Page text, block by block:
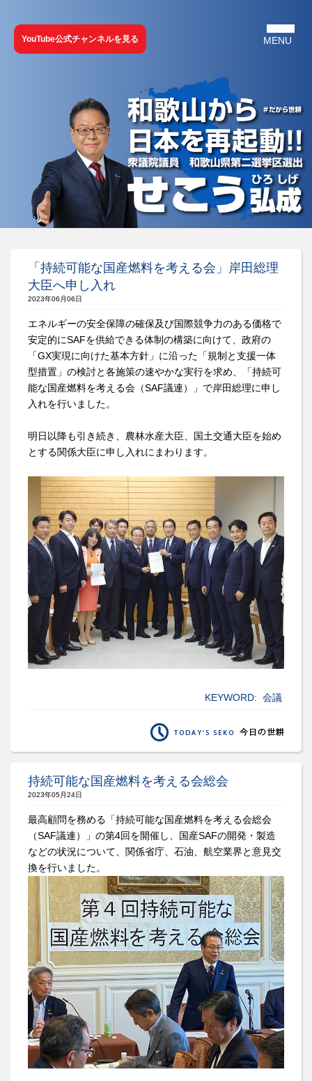
YouTube公式チャンネルを見る
「持続可能な国産燃料を考える会」岸田総理
大臣へ申し入れ
2023年06月06日
エネルギーの安全保障の確保及び国際競争力のある価格で
安定的にSAFを供給できる体制の構築に向けて、政府の
「GX実現に向けた基本方針」に沿った「規制と支援一体
型措置」の検討と各施策の速やかな実行を求め、「持続可
能な国産燃料を考える会（SAF議連）」で岸田総理に申し
入れを行いました。
明日以降も引き続き、農林水産大臣、国土交通大臣を始め
とする関係大臣に申し入れにまわります。
KEYWORD: 会議
持続可能な国産燃料を考える会総会
2023年05月24日
最高顧問を務める「持続可能な国産燃料を考える会総会
（SAF議連）」の第4回を開催し、国産SAFの開発・製造
などの状況について、関係省庁、石油、航空業界と意見交
換を行いました。